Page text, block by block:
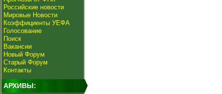
Российские новости
Мировые Новости
Коэффициенты УЕФА
Голосование
Поиск
Вакансии
Новый Форум
Старый Форум
Контакты
АРХИВЫ: